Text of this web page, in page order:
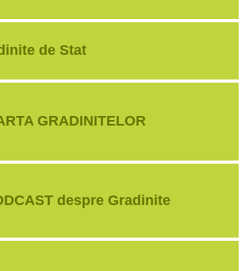
de Stat
GRADINITELOR
despre Gradinite